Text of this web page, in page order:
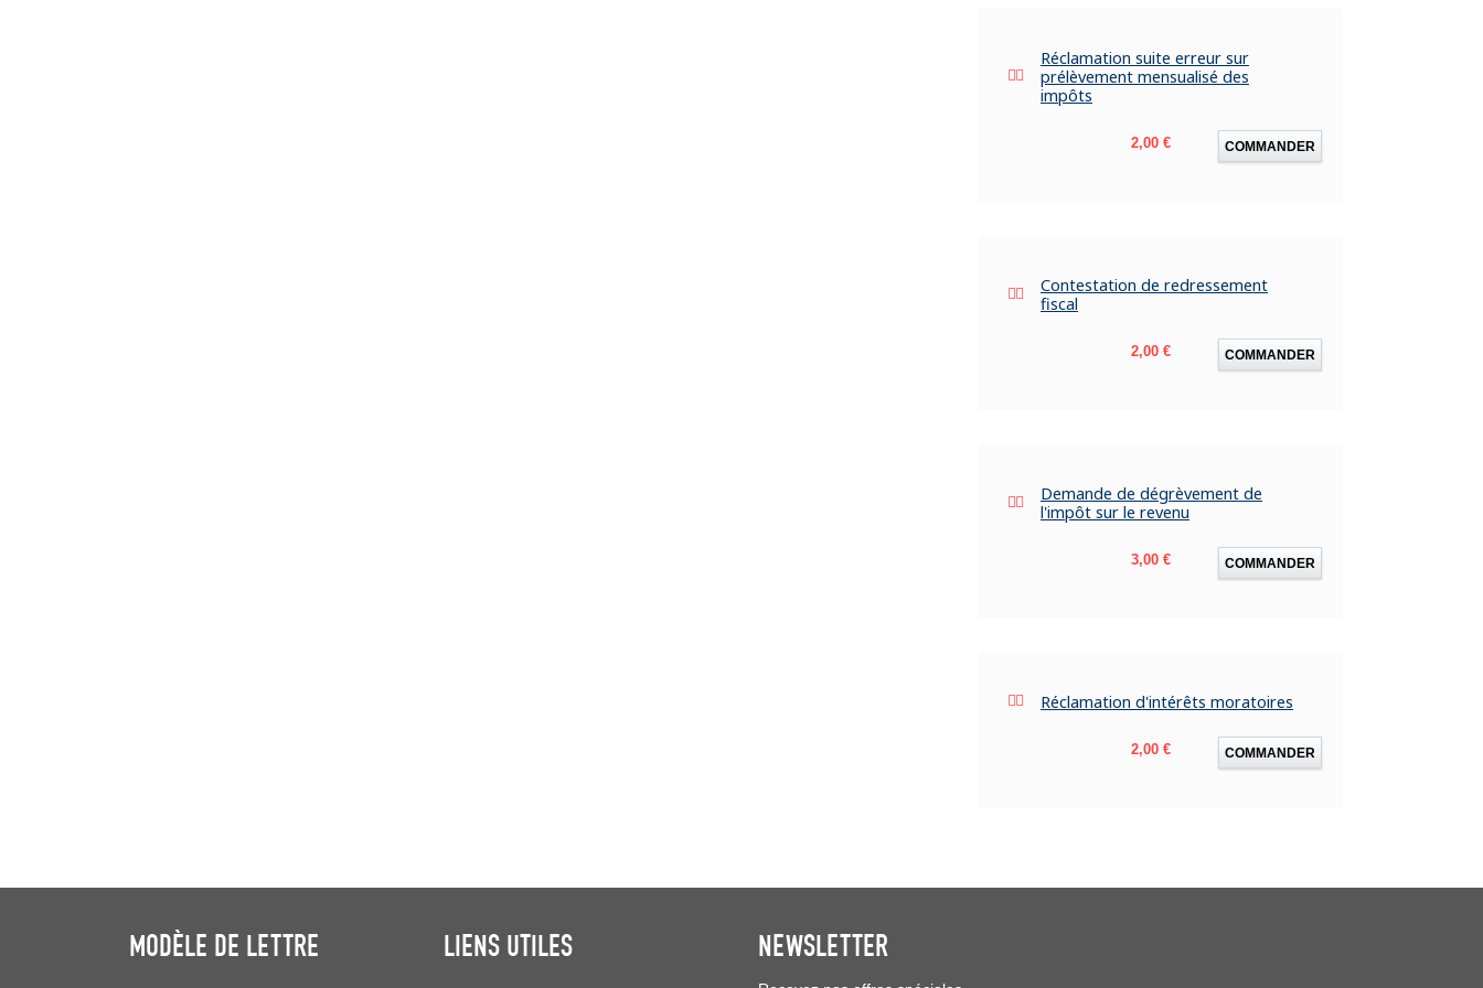
Réclamation suite erreur sur
prélèvement mensualisé des
impôts
Prix
2,00 € COMMANDER
Contestation de redressement
fiscal
Prix
2,00 € COMMANDER
Demande de dégrèvement de
l'impôt sur le revenu
Prix
3,00 € COMMANDER
Réclamation d'intérêts moratoires
Prix
2,00 € COMMANDER
MODÈLE DE LETTRE LIENS UTILES NEWSLETTER